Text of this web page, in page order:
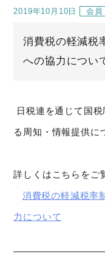
2019年10月10日 会員
消費税の軽減税
への協力につい
日税連を通じて国
る周知・情報提供に
詳しくはこちらをご
消費税の軽減税率
力について